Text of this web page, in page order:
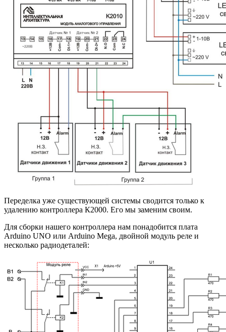
Переделка уже существующей системы сводится только к
удалению контроллера К2000. Его мы заменим своим.
Для сборки нашего контроллера нам понадобится плата
Arduino UNO или Arduino Mega, двойной модуль реле и
несколько радиодеталей: